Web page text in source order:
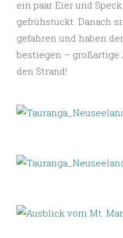
ein paar Eier und
gefrühstückt. Danach
gefahren und haben
bestiegen – großartige
den Strand!